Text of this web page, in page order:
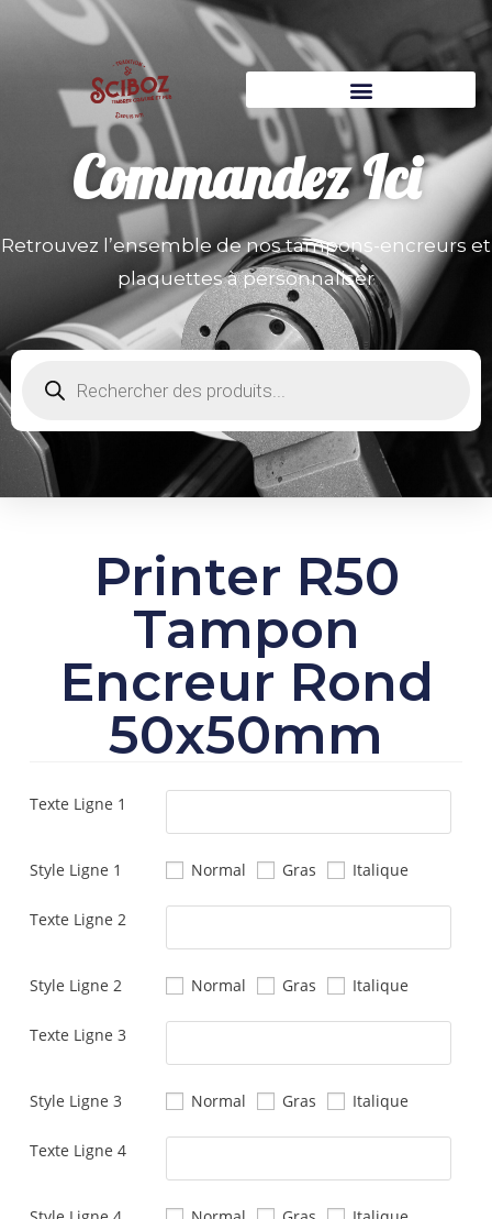
CommandezIci
Retrouvez l’ensemble de nos tampons-encreurs et
plaquettes à personnaliser
Printer R50
Tampon
Encreur Rond
50x50mm
Texte Ligne 1
Style Ligne 1 Normal Gras Italique
Texte Ligne 2
Style Ligne 2 Normal Gras Italique
Texte Ligne 3
Style Ligne 3 Normal Gras Italique
Texte Ligne 4